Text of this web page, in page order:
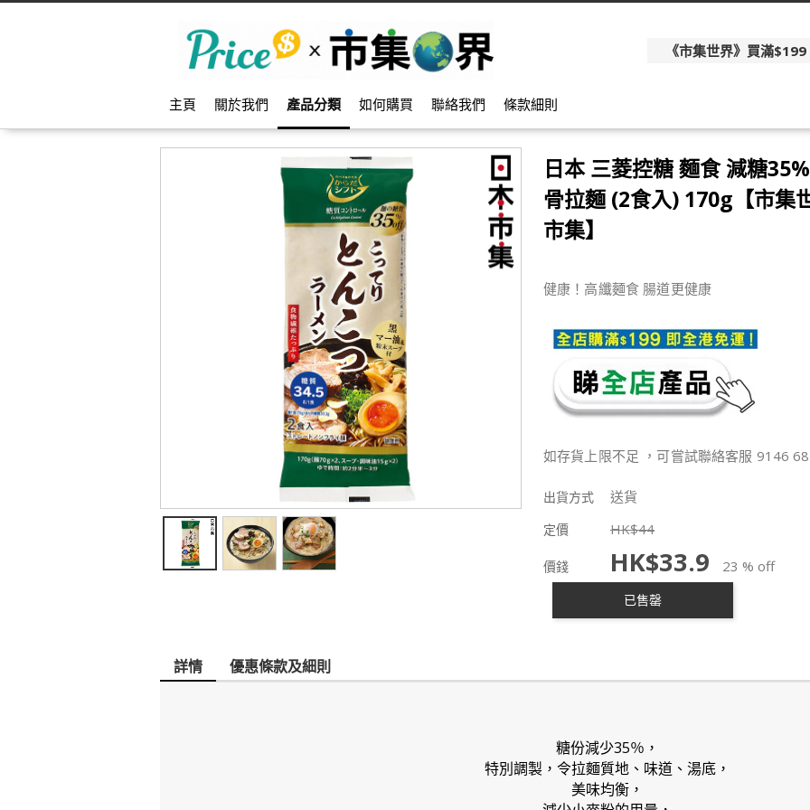
《市集世界》買滿
主頁 關於我們 產品分類 如何購買 聯絡我們 條款細則
日本 三菱控糖 麵食 減糖
骨拉麵 (2食入) 170g【市集
市集】
健康！高纖麵食 腸道更健康
如存貨上限不足 ，可嘗試聯絡客服 9146
出貨方式 送貨
定價 HK$44
價錢 HK$33.9 23 % off
已售罄
詳情 優惠條款及細則
糖份減少35％，
特別調製，令拉麵質地、味道、湯底，
美味均衡，